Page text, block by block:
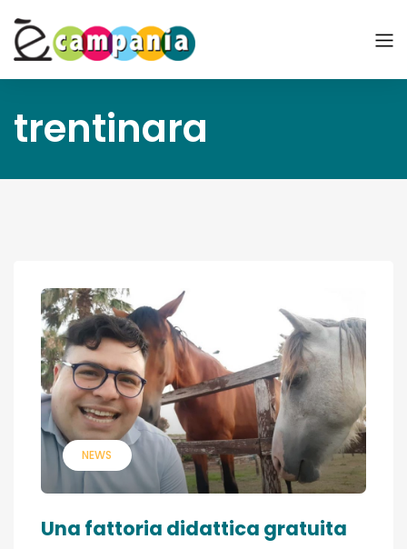
trentinara
NEWS
Una fattoria didattica gratuita